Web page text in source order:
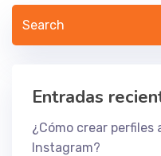
Entradas
¿Cómo crear perfiles
Instagram?